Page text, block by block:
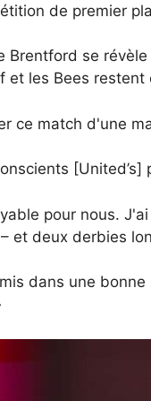
de premier
Brentford se
les Bees
ce match d'une
pour nous.
et deux derbies
dans une